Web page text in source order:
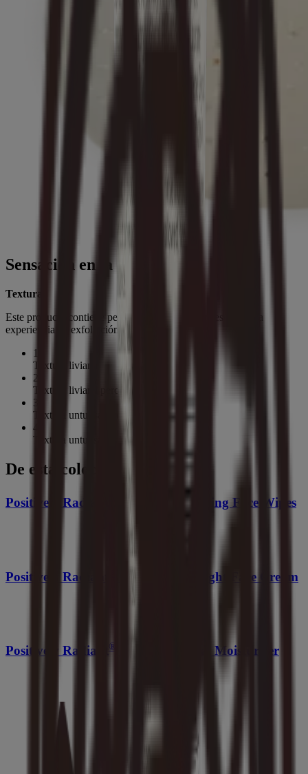
Sensación en la piel
Textura:
Este producto contiene perlas exfoliantes naturales para una
experiencia de exfoliación suave
1
Textura liviana
2
Textura liviana pero cremosa
3
Textura untuosa, cremosa
4
Textura untuosa, espesa
De esta colección
Positively Radiant Makeup Removing Face Wipes
Positively Radiant Moisturizing Night Face Cream
Positively Radiant ® Daily Gel Facial Moisturizer